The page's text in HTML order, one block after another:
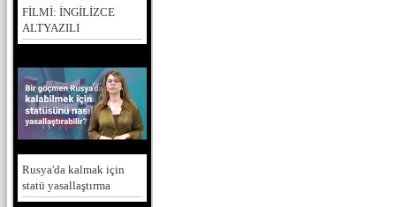
FİLMİ: İNGİLİZCE
ALTYAZILI
Rusya'da kalmak için
statü yasallaştırma